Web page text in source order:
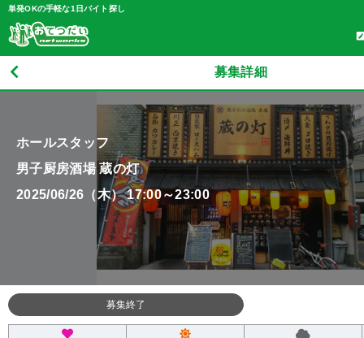
単発OKの手軽な1日バイト探し
募集詳細
ホールスタッフ
男子厨房酒場 蔵の灯
2025/06/26（木） 17:00～23:00
募集終了